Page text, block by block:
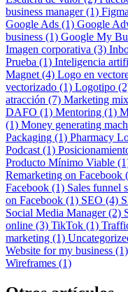
business manager (1)
Google Ads (1) Google
business (1) Google My
Imagen corporativa (3)
Prueba (1) Inteligencia
Magnet (4) Logo en
vectorizado (1) Logotipo
atracción (7) Marketing
DAFO (1) Mentoring (1)
(1) Money generating
Packaging (1) Pharmacy
Podcast (1)
Producto Mínimo Viable
Remarketing on Facebook
Facebook (1) Sales funnel
on Facebook (1) SEO (4)
Social Media Manager (2)
online (3) TikTok (1)
marketing (1)
Website for my business (1)
Wireframes (1)